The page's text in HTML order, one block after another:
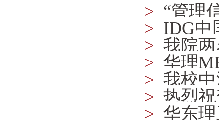
> “管理
> IDG中
> 我院
> 华理
动圆满结
> 我校
> 热烈
> 华东